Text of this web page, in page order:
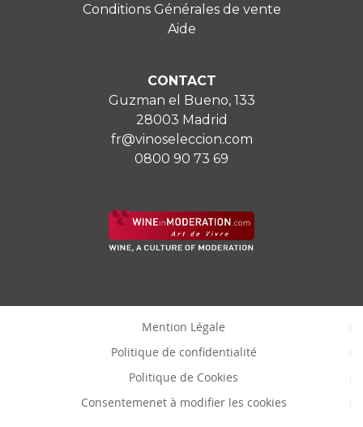
Conditions Générales de vente
Aide
CONTACT
Guzman el Bueno, 133
28003 Madrid
fr@vinoseleccion.com
0800 90 73 69
Mention Légale
Politique de confidentialité
Politique de Cookies
Consentemenet à modifier les cookies